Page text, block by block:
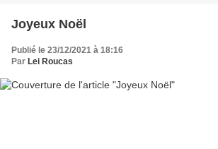
Joyeux Noël
Publié le 23/12/2021 à 18:16
Par Lei Roucas